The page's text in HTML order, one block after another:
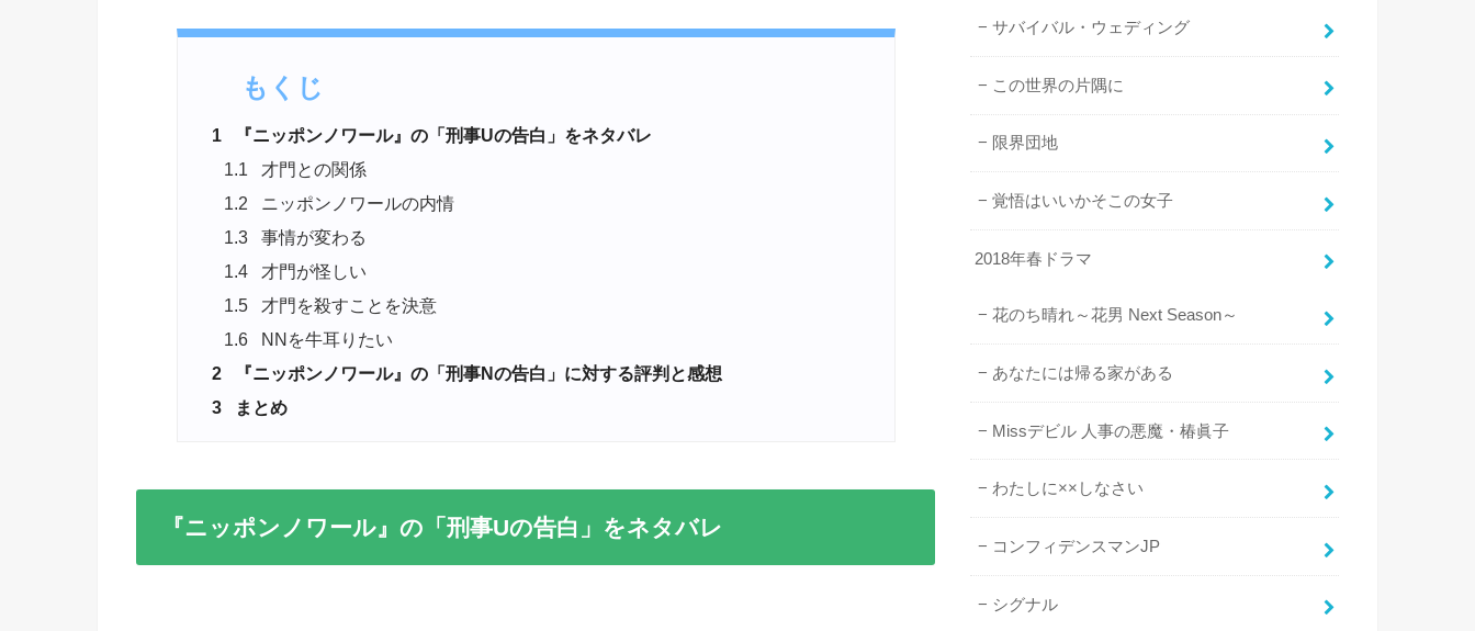
もくじ
1
『ニッポンノワール』の「刑事Uの告白」をネタバレ
1.1
才門との関係
1.2
ニッポンノワールの内情
1.3
事情が変わる
1.4
才門が怪しい
1.5
才門を殺すことを決意
1.6
NNを牛耳りたい
2
『ニッポンノワール』の「刑事Nの告白」に対する評判と感想
3
まとめ
『ニッポンノワール』の「刑事Uの告白」をネタバレ
サバイバル・ウェディング
この世界の片隅に
限界団地
覚悟はいいかそこの女子
2018年春ドラマ
花のち晴れ～花男 Next Season～
あなたには帰る家がある
Missデビル 人事の悪魔・椿眞子
わたしに××しなさい
コンフィデンスマンJP
シグナル